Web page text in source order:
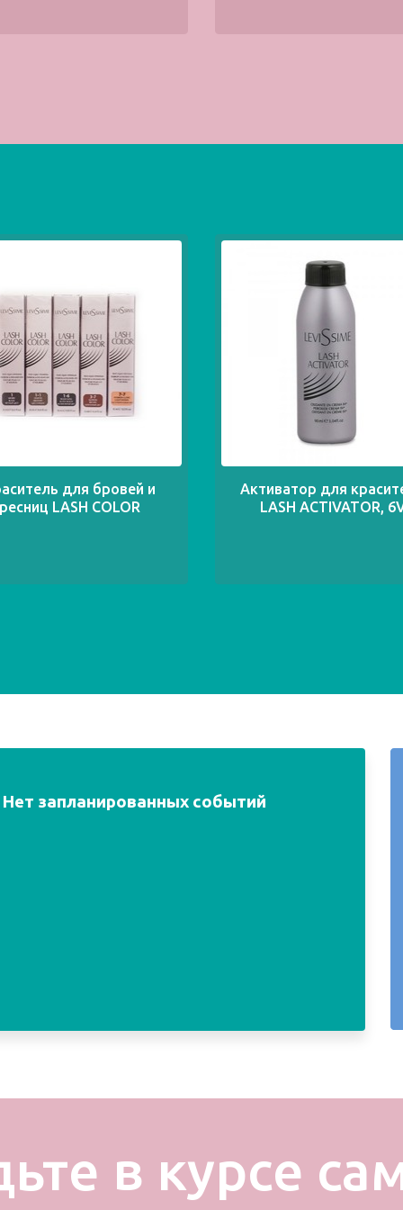
для бровей и
LASH COLOR
Активатор для
LASH ACTIVATOR,
Нет запланированных событий
в курсе